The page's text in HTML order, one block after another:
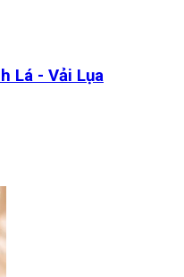
Lá - Vải Lụa